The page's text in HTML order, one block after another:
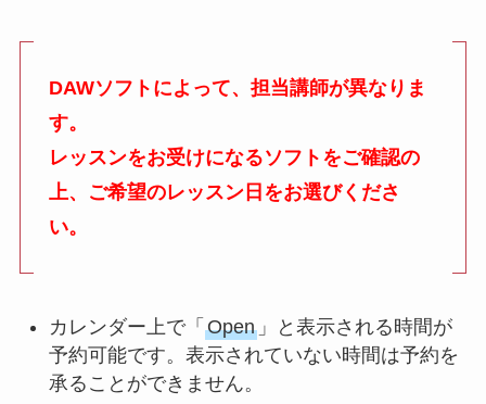
DAWソフトによって、担当講師が異なりま
す。
レッスンをお受けになるソフトをご確認の
上、ご希望のレッスン日をお選びくださ
い。
カレンダー上で「 Open」と表示される時間が
予約可能です。表示されていない時間は予約を
承ることができません。